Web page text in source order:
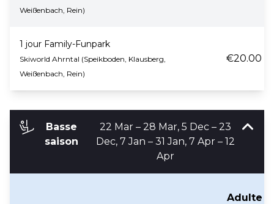
Weißenbach, Rein)
1 jour Family-Funpark
Skiworld Ahrntal (Speikboden, Klausberg,
Weißenbach, Rein)
€20.00
Basse
saison
22 Mar – 28 Mar, 5 Dec – 23
Dec, 7 Jan – 31 Jan, 7 Apr – 12
Apr
Adulte